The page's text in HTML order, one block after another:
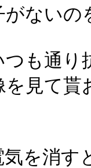
ない
つも通
を見て
を消